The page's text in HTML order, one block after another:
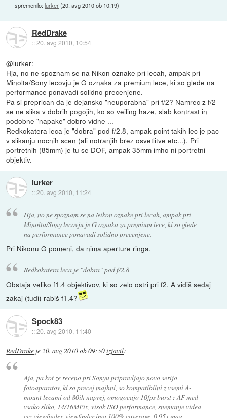
spremenilo:lurker(20. avg 2010 ob 10:19)
RedDrake
::20. avg 2010, 10:54
@lurker:
Hja, no ne spoznam se na Nikon oznake pri lecah, ampak pri
Minolta/Sony lecovju je G oznaka za premium lece, ki so glede na
performance ponavadi solidno precenjene.
Pa si preprican da je dejansko "neuporabna" pri f/2? Namrec z f/2
se ne slika v dobrih pogojih, ko so veiling haze, slab kontrast in
podobne "napake" dobro vidne ...
Redkokatera leca je "dobra" pod f/2.8, ampak point takih lec je pac
v slikanju nocnih scen (ali notranjih brez osvetlitve etc...). Pri
portretnih (85mm) je tu se DOF, ampak 35mm imho ni portretni
objektiv.
lurker
::20. avg 2010, 11:24
Hja, no ne spoznam se na Nikon oznake pri lecah, ampak pri
Minolta/Sony lecovju je G oznaka za premium lece, ki so glede
na performance ponavadi solidno precenjene.
Pri Nikonu G pomeni, da nima aperture ringa.
Redkokatera leca je "dobra" pod f/2.8
Obstaja veliko f1.4 objektivov, ki so zelo ostri pri f2. A vidiš sedaj
zakaj (tudi) rabiš f1.4?
Spock83
::20. avg 2010, 11:40
RedDrake je20. avg 2010 ob 09:50izjavil:
Aja, pa kot ze receno pri Sonyu pripravljajo novo serijo
fotoaparatov, ki so precej majhni, so kompatibilni z vsemi A-
mount lecami od 80ih naprej, omogocajo 10fps burst z AF med
vsako sliko, 14/16MPix, visok ISO performance, snemanje videa